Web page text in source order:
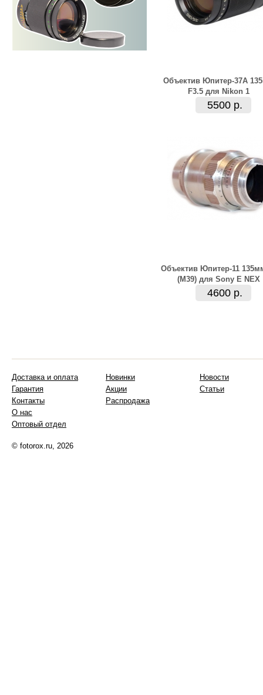
Объектив Юпитер-37А
F3.5 для Nikon 1
5500 р.
Объектив Юпитер-11
(М39) для Sony E NEX
4600 р.
Доставка и оплата
Гарантия
Контакты
О нас
Оптовый отдел
Новинки
Акции
Распродажа
Новости
Статьи
© fotorox.ru, 2026